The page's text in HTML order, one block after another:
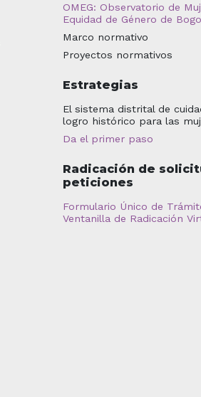
OMEG: Observatorio de
Equidad de Género de
Marco normativo
Proyectos normativos
Estrategias
El sistema distrital de
logro histórico para las
Da el primer paso
Radicación de
peticiones
Formulario Único de
Ventanilla de Radicación